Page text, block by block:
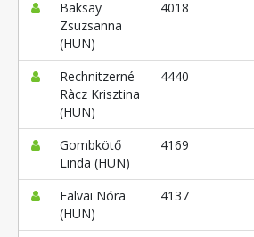
Baksay
Zsuzsanna
(HUN)
4018
Rechnitzerné
Ràcz Krisztina
(HUN)
4440
Gombkötő
Linda (HUN)
4169
Falvai Nóra
(HUN)
4137